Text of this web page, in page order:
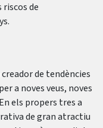
de
de tendències
a noves veus, noves
els propers tres a
de gran atractiu